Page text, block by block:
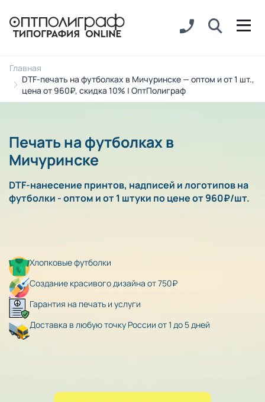
Главная
DTF-печать на футболках в Мичуринске — оптом и от 1 шт.,
цена от 960₽, скидка 10% | ОптПолиграф
Печать на футболках в
Мичуринске
DTF-нанесение принтов, надписей и логотипов на
футболки - оптом и от 1 штуки по цене от 960₽/шт.
Хлопковые футболки
Создание красивого дизайна от 750₽
Гарантия на печать и услуги
Доставка в любую точку России от 1 до 5 дней